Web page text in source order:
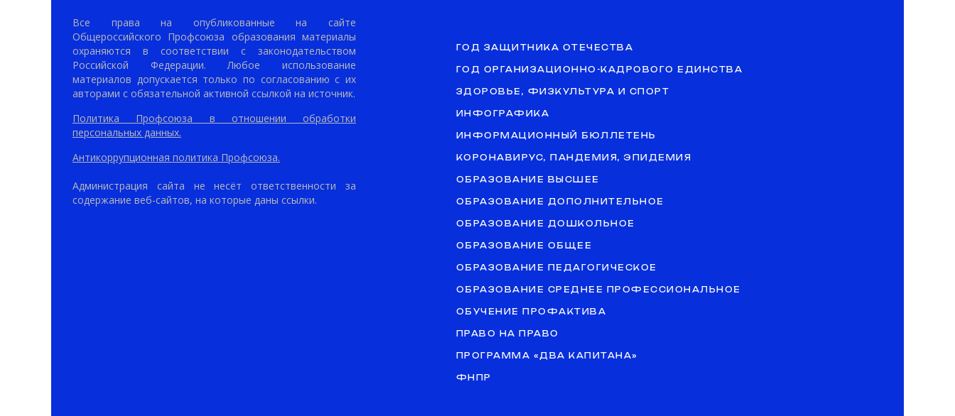
Все права на опубликованные на сайте
Общероссийского Профсоюза образования материалы
охраняются в соответствии с законодательством
Российской Федерации. Любое использование
материалов допускается только по согласованию с их
авторами с обязательной активной ссылкой на источник.
Политика Профсоюза в отношении обработки
персональных данных.
Антикоррупционная политика Профсоюза.
Администрация сайта не несёт ответственности за
содержание веб-сайтов, на которые даны ссылки.
ГОД ЗАЩИТНИКА ОТЕЧЕСТВА
ГОД ОРГАНИЗАЦИОННО-КАДРОВОГО ЕДИНСТВА
ЗДОРОВЬЕ, ФИЗКУЛЬТУРА И СПОРТ
ИНФОГРАФИКА
ИНФОРМАЦИОННЫЙ БЮЛЛЕТЕНЬ
КОРОНАВИРУС, ПАНДЕМИЯ, ЭПИДЕМИЯ
ОБРАЗОВАНИЕ ВЫСШЕЕ
ОБРАЗОВАНИЕ ДОПОЛНИТЕЛЬНОЕ
ОБРАЗОВАНИЕ ДОШКОЛЬНОЕ
ОБРАЗОВАНИЕ ОБЩЕЕ
ОБРАЗОВАНИЕ ПЕДАГОГИЧЕСКОЕ
ОБРАЗОВАНИЕ СРЕДНЕЕ ПРОФЕССИОНАЛЬНОЕ
ОБУЧЕНИЕ ПРОФАКТИВА
ПРАВО НА ПРАВО
ПРОГРАММА «ДВА КАПИТАНА»
ФНПР